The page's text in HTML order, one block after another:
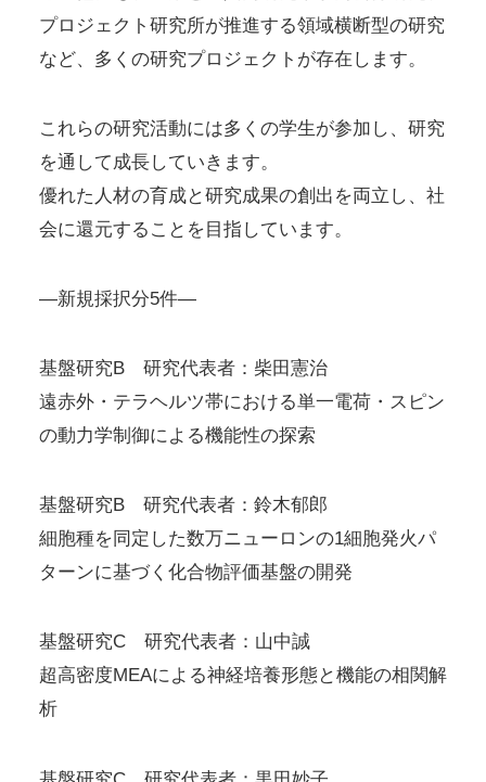
プロジェクト研究所が推進する領域横断型の研究
など、多くの研究プロジェクトが存在します。
これらの研究活動には多くの学生が参加し、研究
を通して成長していきます。
優れた人材の育成と研究成果の創出を両立し、社
会に還元することを目指しています。
—新規採択分5件—
基盤研究B 研究代表者：柴田憲治
遠赤外・テラヘルツ帯における単一電荷・スピン
の動力学制御による機能性の探索
基盤研究B 研究代表者：鈴木郁郎
細胞種を同定した数万ニューロンの1細胞発火パ
ターンに基づく化合物評価基盤の開発
基盤研究C 研究代表者：山中誠
超高密度MEAによる神経培養形態と機能の相関解
析